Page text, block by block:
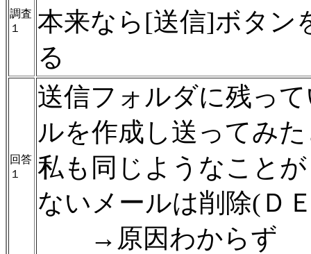
調査
１
本来なら[送信]ボタン
る
回答
１
送信フォルダに残っ
ルを作成し送ってみ
私も同じようなこと
ないメールは削除(Ｄ
→原因わからず